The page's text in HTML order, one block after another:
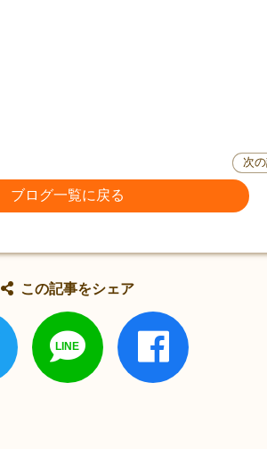
ブログ一覧に戻る
次
この記事をシェア